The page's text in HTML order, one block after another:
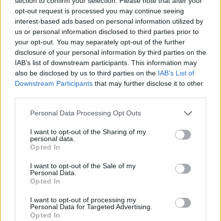
opt-out request is processed you may continue seeing
interest-based ads based on personal information utilized by
us or personal information disclosed to third parties prior to
your opt-out. You may separately opt-out of the further
disclosure of your personal information by third parties on the
IAB’s list of downstream participants. This information may
also be disclosed by us to third parties on the IAB’s List of
Downstream Participants that may further disclose it to other
Personal Data Processing Opt Outs
I want to opt-out of the Sharing of my
personal data.
Opted In
I want to opt-out of the Sale of my
Personal Data.
Opted In
I want to opt-out of processing my
Personal Data for Targeted Advertising.
Opted In
ország legnépesebb települései közé tartoznak.
egyetem
egyetemista
Országos Széchényi Könyvtár
budapesti egyetemek
színes
BKK hajó
budapesti romkocsmák
Több mint kétszer annyi diák jutott be a
összesen van